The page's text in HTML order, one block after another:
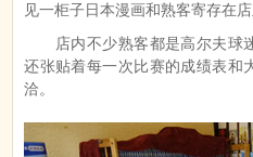
见一柜子日本漫画和熟客寄存在店
店内不少熟客都是高尔夫球
还张贴着每一次比赛的成绩表和
洽。